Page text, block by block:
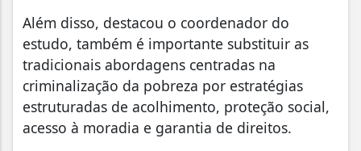
Além disso, destacou o coordenador do
estudo, também é importante substituir as
tradicionais abordagens centradas na
criminalização da pobreza por estratégias
estruturadas de acolhimento, proteção social,
acesso à moradia e garantia de direitos.